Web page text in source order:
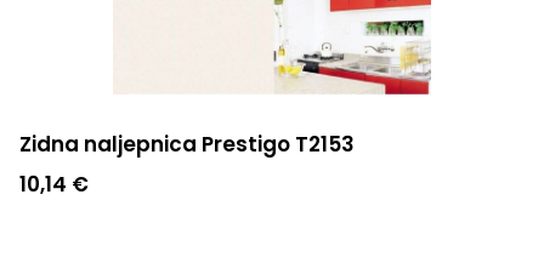
Zidna naljepnica Prestigo T2153
10,14 €